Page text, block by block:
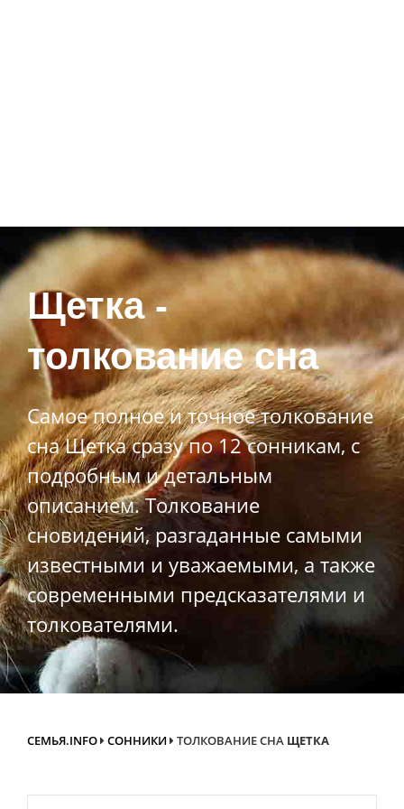
Щетка -
толкование сна
Самое полное и точное толкование
сна Щетка сразу по 12 сонникам, с
подробным и детальным
описанием. Толкование
сновидений, разгаданные самыми
известными и уважаемыми, а также
современными предсказателями и
толкователями.
СЕМЬЯ.INFO СОННИКИ ТОЛКОВАНИЕ СНА ЩЕТКА